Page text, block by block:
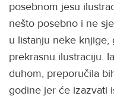
posebnom jesu
nešto posebno i ne
u listanju neke knjige,
prekrasnu ilustraciju.
duhom, preporučila
godine jer će izazvati